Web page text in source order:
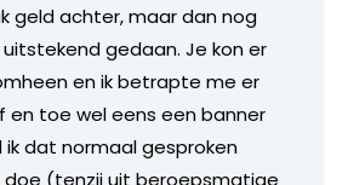
geld achter, maar dan nog
gedaan. Je kon er
en ik betrapte me er
en toe wel eens een banner
ik dat normaal gesproken
(tenzij uit beroepsmatige